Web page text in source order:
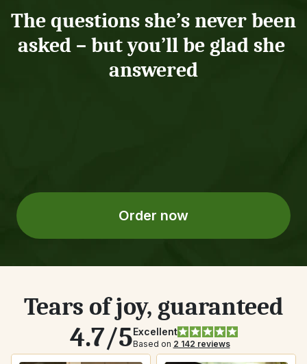
The questions she’s never been
asked – but you’ll be glad she
answered
Order now
Tears of joy, guaranteed
4.7/5Excellent
Based on 2 142 reviews